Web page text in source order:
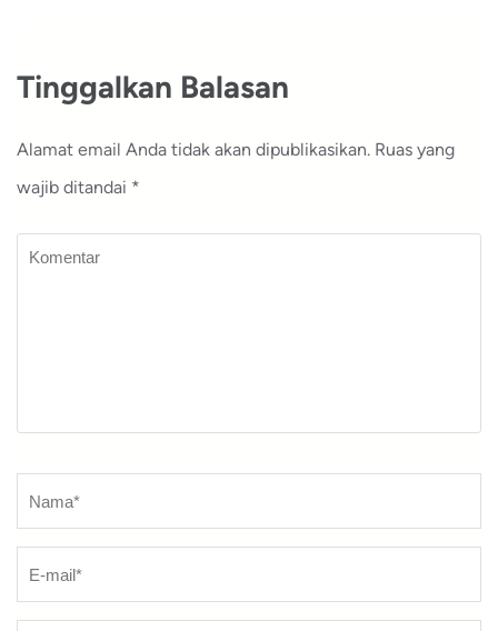
Tinggalkan Balasan
Alamat email Anda tidak akan dipublikasikan. Ruas yang
wajib ditandai *
Komentar
Nama